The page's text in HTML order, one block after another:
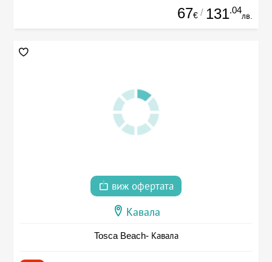
67€ / 131.04
лв.
виж офертата
Кавала
Tosca Beach- Кавала